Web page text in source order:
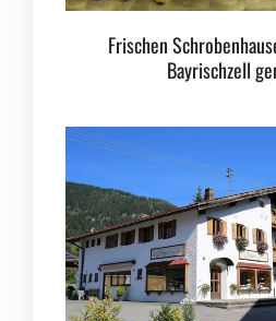
Frischen
Bayrischzell